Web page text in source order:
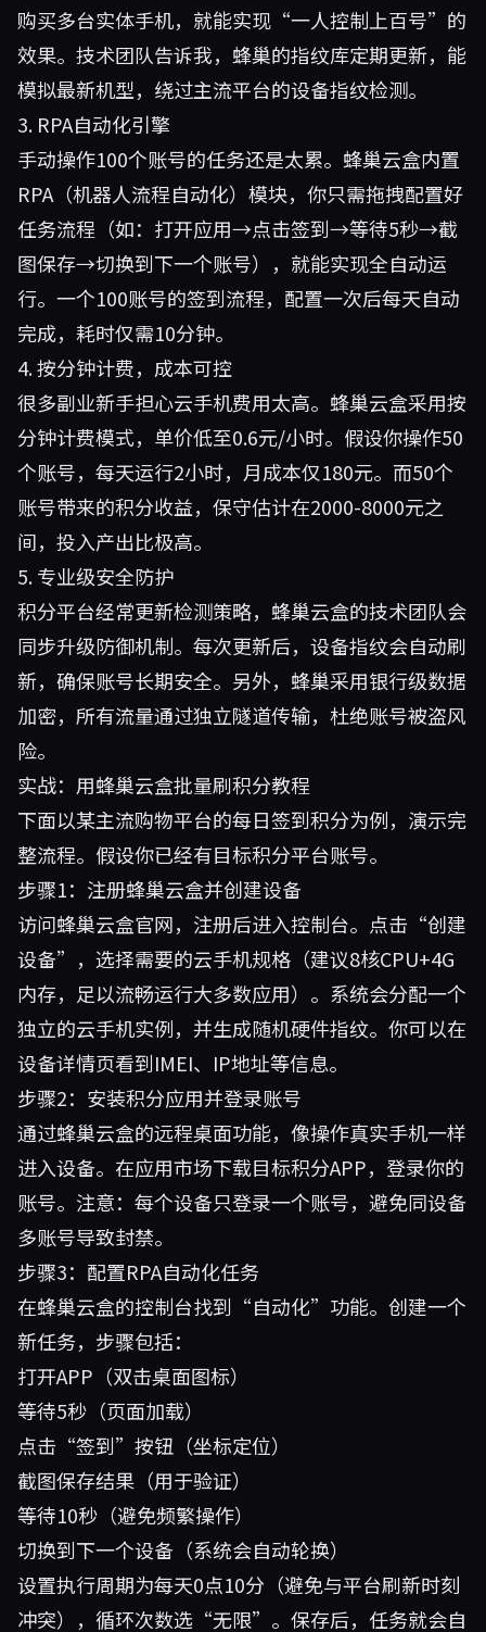
购买多台实体手机，就能实现“一人控制上百号”的
效果。技术团队告诉我，蜂巢的指纹库定期更新，能
模拟最新机型，绕过主流平台的设备指纹检测。
3. RPA自动化引擎
手动操作100个账号的任务还是太累。蜂巢云盒内置
RPA（机器人流程自动化）模块，你只需拖拽配置好
任务流程（如：打开应用→点击签到→等待5秒→截
图保存→切换到下一个账号），就能实现全自动运
行。一个100账号的签到流程，配置一次后每天自动
完成，耗时仅需10分钟。
4. 按分钟计费，成本可控
很多副业新手担心云手机费用太高。蜂巢云盒采用按
分钟计费模式，单价低至0.6元/小时。假设你操作50
个账号，每天运行2小时，月成本仅180元。而50个
账号带来的积分收益，保守估计在2000-8000元之
间，投入产出比极高。
5. 专业级安全防护
积分平台经常更新检测策略，蜂巢云盒的技术团队会
同步升级防御机制。每次更新后，设备指纹会自动刷
新，确保账号长期安全。另外，蜂巢采用银行级数据
加密，所有流量通过独立隧道传输，杜绝账号被盗风
险。
实战：用蜂巢云盒批量刷积分教程
下面以某主流购物平台的每日签到积分为例，演示完
整流程。假设你已经有目标积分平台账号。
步骤1：注册蜂巢云盒并创建设备
访问蜂巢云盒官网，注册后进入控制台。点击“创建
设备”，选择需要的云手机规格（建议8核CPU+4G
内存，足以流畅运行大多数应用）。系统会分配一个
独立的云手机实例，并生成随机硬件指纹。你可以在
设备详情页看到IMEI、IP地址等信息。
步骤2：安装积分应用并登录账号
通过蜂巢云盒的远程桌面功能，像操作真实手机一样
进入设备。在应用市场下载目标积分APP，登录你的
账号。注意：每个设备只登录一个账号，避免同设备
多账号导致封禁。
步骤3：配置RPA自动化任务
在蜂巢云盒的控制台找到“自动化”功能。创建一个
新任务，步骤包括：
打开APP（双击桌面图标）
等待5秒（页面加载）
点击“签到”按钮（坐标定位）
截图保存结果（用于验证）
等待10秒（避免频繁操作）
切换到下一个设备（系统会自动轮换）
设置执行周期为每天0点10分（避免与平台刷新时刻
冲突），循环次数选“无限”。保存后，任务就会自